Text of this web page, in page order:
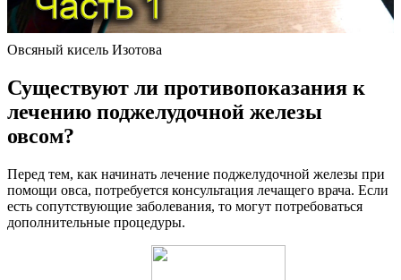
Овсяный кисель Изотова
Существуют ли противопоказания к
лечению поджелудочной железы
овсом?
Перед тем, как начинать лечение поджелудочной железы при
помощи овса, потребуется консультация лечащего врача. Если
есть сопутствующие заболевания, то могут потребоваться
дополнительные процедуры.